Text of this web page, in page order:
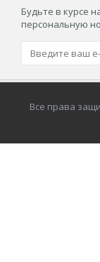
Будьте в курсе
персональную
Все права